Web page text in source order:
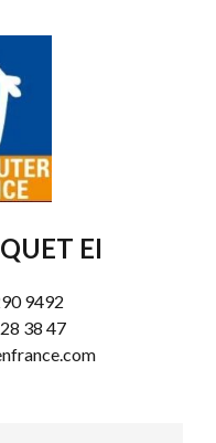
EI
9492
38 47